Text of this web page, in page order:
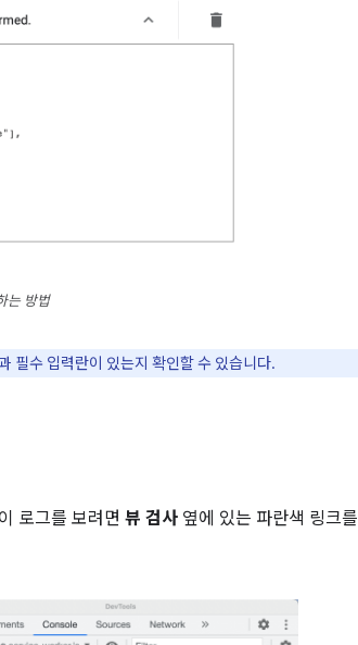
는 방법
필수 입력란이 있는지 확인할 수 있습니다.
로그를 보려면 뷰 검사 옆에 있는 파란색 링크를